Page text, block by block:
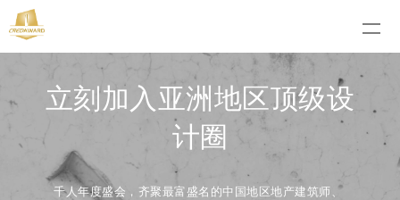
立刻加入亚洲地区顶级设
计圈
千人年度盛会，齐聚最富盛名的中国地区地产建筑师、